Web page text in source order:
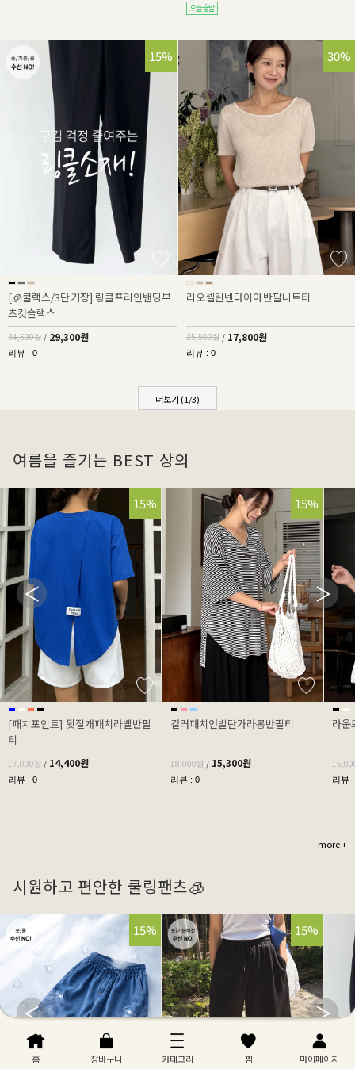
15%
[🧊쿨랙스/3단기장] 링클프리인밴딩부
츠컷슬랙스
34,500원 / 29,300원
리뷰 : 0
30%
리오셀린넨다이아반팔니트티
25,500원 / 17,800원
리뷰 : 0
더보기 (1/3)
여름을 즐기는 BEST 상의
15%
[패치포인트] 뒷절개패치라벨반팔
티
17,000원 / 14,400원
리뷰 : 0
15%
컬러패치언발단가라롱반팔티
18,000원 / 15,300원
리뷰 : 0
라운
리뷰
more +
시원하고 편안한 쿨링팬츠🧊
32%
15% 32%
15%
홈 장바구니 카테고리 찜 마이페이지